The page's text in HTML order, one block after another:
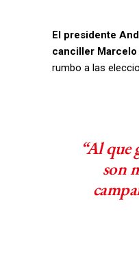
El presidente
canciller
rumbo a las
“Al que
son